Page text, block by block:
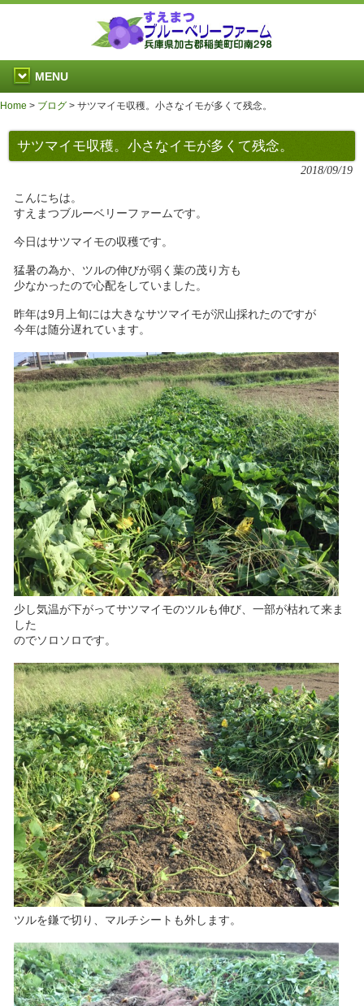
MENU
Home > ブログ > サツマイモ収穫。小さなイモが多くて残念。
サツマイモ収穫。小さなイモが多くて残念。
2018/09/19
こんにちは。
すえまつブルーベリーファームです。
今日はサツマイモの収穫です。
猛暑の為か、ツルの伸びが弱く葉の茂り方も
少なかったので心配をしていました。
昨年は9月上旬には大きなサツマイモが沢山採れたのですが
今年は随分遅れています。
少し気温が下がってサツマイモのツルも伸び、一部が枯れて来ま
した
のでソロソロです。
ツルを鎌で切り、マルチシートも外します。